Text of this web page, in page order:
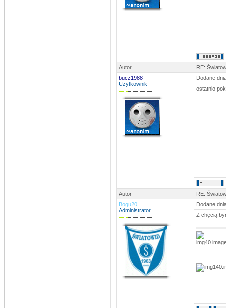
Autor
RE:
bucz1988
Użytkownik
Dodane
ostatnio
Autor
RE:
Bogu20
Administrator
Dodane
Z chęcią